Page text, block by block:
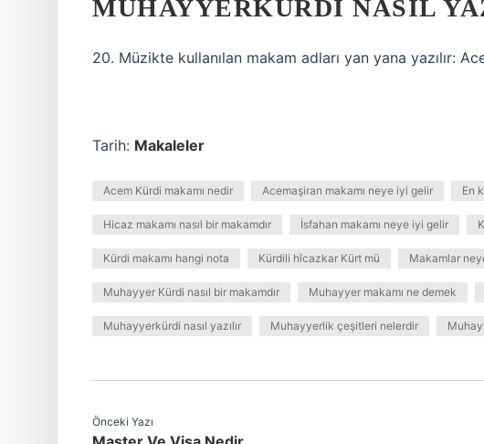
MUHAYYERKÜRDI NASIL
20. Müzikte kullanılan makam adları yan yana yazılır:
Tarih: Makaleler
Acem Kürdi makamı nedir Acemaşiran makamı neye iyi gelir En
Hicaz makamı nasıl bir makamdır İsfahan makamı neye iyi gelir
Kürdi makamı hangi nota Kürdili hîcazkar Kürt mü Makamlar
Muhayyer Kürdi nasıl bir makamdır Muhayyer makamı ne demek
Muhayyerkürdi nasıl yazılır Muhayyerlik çeşitleri nelerdir
Önceki Yazı